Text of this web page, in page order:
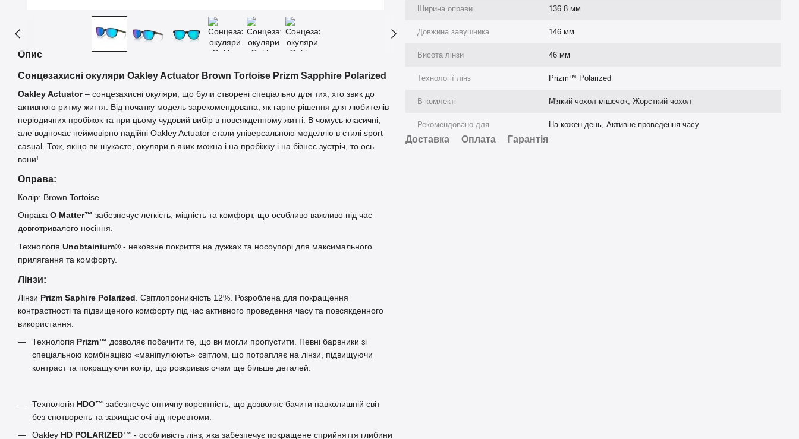
Опис
Сонцезахисні окуляри Oakley Actuator Brown Tortoise Prizm Sapphire Polarized
Oakley Actuator– сонцезахисні окуляри, що були створені спеціально для тих, хто звик до
активного ритму життя. Від початку модель зарекомендована, як гарне рішення для любителів
періодичних пробіжок та при цьому чудовий вибір в повсякденному житті. В чомусь класичні,
але водночас неймовірно надійні Oakley Actuator стали універсальною моделлю в стилі sport
casual. Тож, якщо ви шукаєте, окуляри в яких можна і на пробіжку і на бізнес зустріч, то ось
вони!
Оправа:
Колір: Brown Tortoise
Оправа O Matter™ забезпечує легкість, міцність та комфорт, що особливо важливо під час
довготривалого носіння.
Технологія Unobtainium® - нековзне покриття на дужках та носоупорі для максимального
прилягання та комфорту.
Лінзи:
Лінзи Prizm Saphire Polarized . Світлопроникність 12%. Розроблена для покращення
контрастності та підвищеного комфорту під час активного проведення часу та повсякденного
використання.
Технологія Prizm™ дозволяє побачити те, що ви могли пропустити. Певні барвники зі
спеціальною комбінацією «маніпулюють» світлом, що потрапляє на лінзи, підвищуючи
контраст та покращуючи колір, що розкриває очам ще більше деталей.
Технологія HDO™ забезпечує оптичну коректність, що дозволяє бачити навколишній світ
без спотворень та захищає очі від перевтоми.
Oakley HD POLARIZED™ - особливість лінз, яка забезпечує покращене сприйняття глибини
Ширина оправи 136.8 мм
Довжина завушника 146 мм
Висота лінзи 46 мм
Технології лінз Prizm™ Polarized
В комлекті М'який чохол-мішечок, Жорсткий чохол
Рекомендовано для На кожен день, Активне проведення часу
Доставка Оплата Гарантія